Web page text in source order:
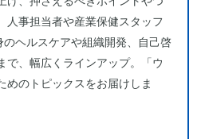
人事担当者や産業保健スタッフ
のヘルスケアや組織開発、自己啓
で、幅広くラインアップ。「ウ
めのトピックスをお届けしま